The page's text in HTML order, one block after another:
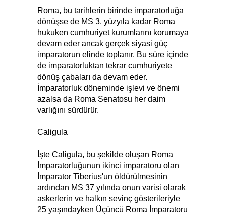
Roma, bu tarihlerin birinde imparatorluğa
dönüşse de MS 3. yüzyıla kadar Roma
hukuken cumhuriyet kurumlarını korumaya
devam eder ancak gerçek siyasi güç
imparatorun elinde toplanır. Bu süre içinde
de imparatorluktan tekrar cumhuriyete
dönüş çabaları da devam eder.
İmparatorluk döneminde işlevi ve önemi
azalsa da Roma Senatosu her daim
varlığını sürdürür.
Caligula
İşte Caligula, bu şekilde oluşan Roma
İmparatorluğunun ikinci imparatoru olan
İmparator Tiberius'un öldürülmesinin
ardından MS 37 yılında onun varisi olarak
askerlerin ve halkın sevinç gösterileriyle
25 yaşındayken Üçüncü Roma İmparatoru